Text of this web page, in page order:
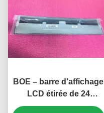
BOE – barre d'affichage
LCD étirée de 24
pouces, panneau LCD